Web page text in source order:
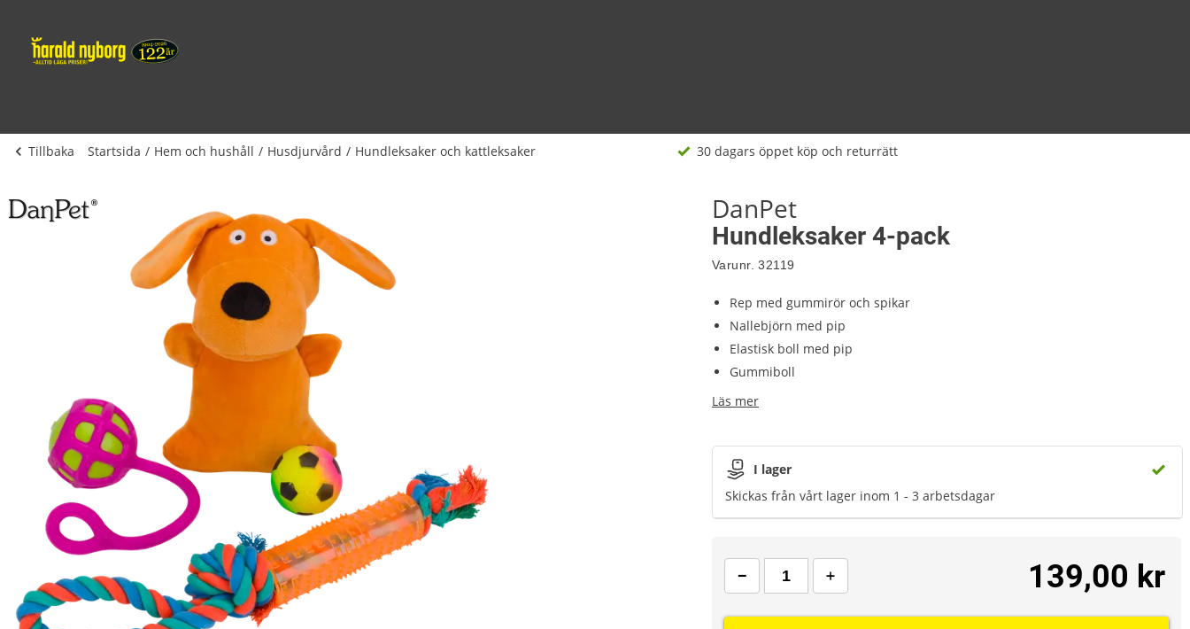
Tillbaka Startsida Hem och hushåll Husdjurvård Hundleksaker och kattleksaker 30 dagars öppet köp och returrätt
DanPet
Hundleksaker 4-pack
Varunr. 32119
Rep med gummirör och spikar
Nallebjörn med pip
Elastisk boll med pip
Gummiboll
Läs mer
I lager
Skickas från vårt lager inom 1 - 3 arbetsdagar
139,00 kr